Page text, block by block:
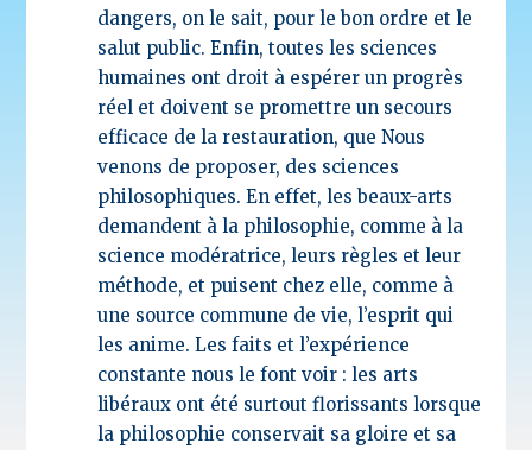
dangers, on le sait, pour le bon ordre et le
salut public. Enfin, toutes les sciences
humaines ont droit à espérer un progrès
réel et doivent se promettre un secours
efficace de la restauration, que Nous
venons de proposer, des sciences
philosophiques. En effet, les beaux-arts
demandent à la philosophie, comme à la
science modératrice, leurs règles et leur
méthode, et puisent chez elle, comme à
une source commune de vie, l’esprit qui
les anime. Les faits et l’expérience
constante nous le font voir : les arts
libéraux ont été surtout florissants lorsque
la philosophie conservait sa gloire et sa